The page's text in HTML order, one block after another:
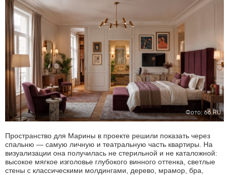
Фото: 66.RU
Пространство для Марины в проекте решили показать через
спальню — самую личную и театральную часть квартиры. На
визуализации она получилась не стерильной и не каталожной:
высокое мягкое изголовье глубокого винного оттенка, светлые
стены с классическими молдингами, дерево, мрамор, бра,